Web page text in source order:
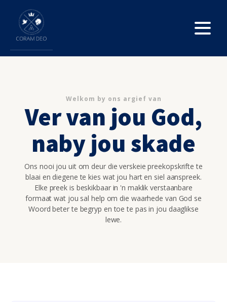
Welkom by ons argief van
Ver van jou God,
naby jou skade
Ons nooi jou uit om deur die verskeie preekopskrifte te
blaai en diegene te kies wat jou hart en siel aanspreek.
Elke preek is beskikbaar in 'n maklik verstaanbare
formaat wat jou sal help om die waarhede van God se
Woord beter te begryp en toe te pas in jou daaglikse
lewe.